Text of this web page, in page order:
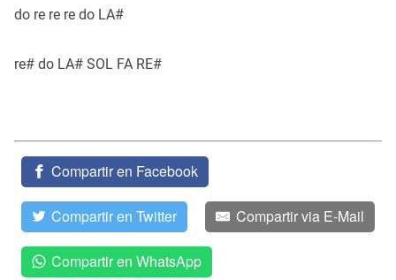
do re re re do LA#
re# do LA# SOL FA RE#
Compartir en Facebook
Compartir en Twitter Compartir via E-Mail
Compartir en WhatsApp